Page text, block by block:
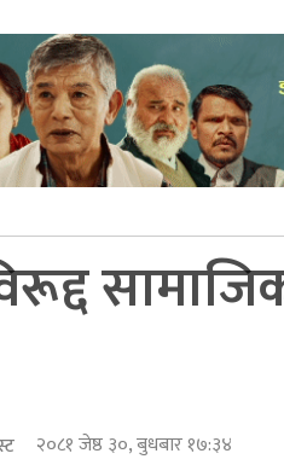
२०८१ जेष्ठ ३०, बुधबार १७:३४